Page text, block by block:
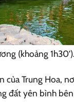
(khoảng 1h30’).
Trung Hoa,
yên bình